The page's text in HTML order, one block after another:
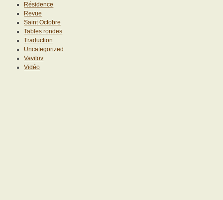
Résidence
Revue
Saint Octobre
Tables rondes
Traduction
Uncategorized
Vavilov
Vidéo